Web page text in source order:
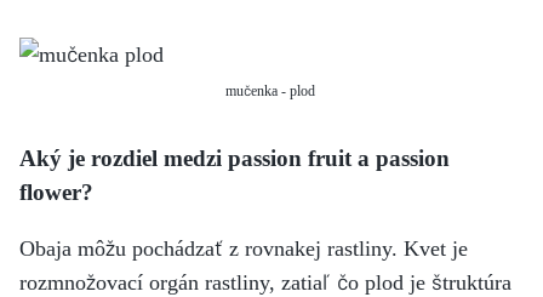
mučenka - plod
Aký je rozdiel medzi passion fruit a passion
flower?
Obaja môžu pochádzať z rovnakej rastliny. Kvet je
rozmnožovací orgán rastliny, zatiaľ čo plod je štruktúra